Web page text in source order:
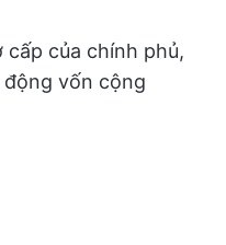
của chính phủ,
vốn cộng